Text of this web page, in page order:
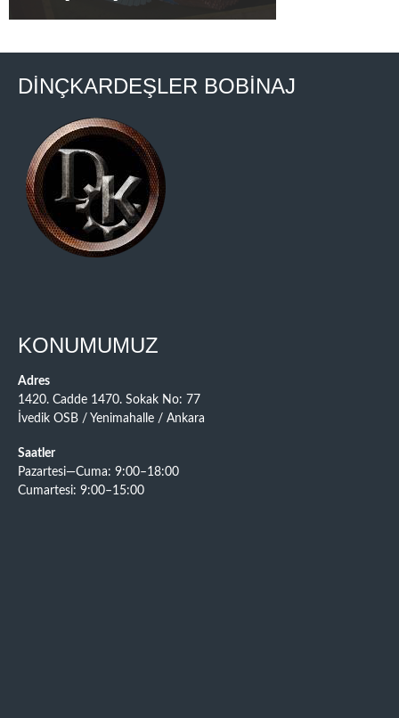
DİNÇKARDEŞLER BOBİNAJ
KONUMUMUZ
Adres
1420. Cadde 1470. Sokak No: 77
İvedik OSB / Yenimahalle / Ankara
Saatler
Pazartesi—Cuma: 9:00–18:00
Cumartesi: 9:00–15:00